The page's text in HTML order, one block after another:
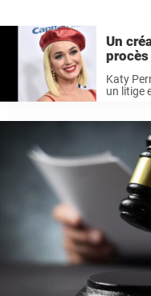
Un
Katy
un litige
cette